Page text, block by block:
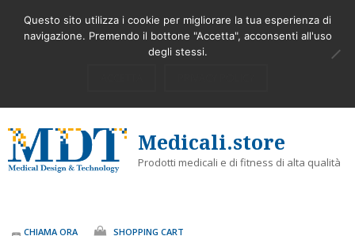
content
Latest
AMBIENTE ORA SI PUO’
Medicali.store
Prodotti medicali e di fitness di alta qualità
CHIAMA ORA
SHOPPING CART
Questo sito utilizza i cookie per migliorare la tua esperienza di
navigazione. Premendo il bottone "Accetta", acconsenti all'uso
degli stessi.